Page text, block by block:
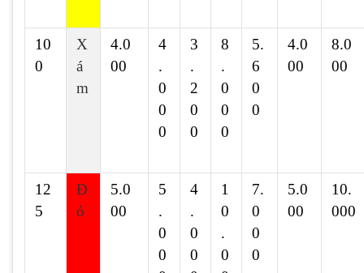
10
0
X
á
m
4.0
00
4
.
0
0
0
3
.
2
0
0
8
.
0
0
0
5.
6
0
0
4.0
00
8.0
00
12
5
Đ
ỏ
5.0
00
5
.
0
0
4
.
0
0
1
0
.
0
7.
0
0
0
5.0
00
10.
000